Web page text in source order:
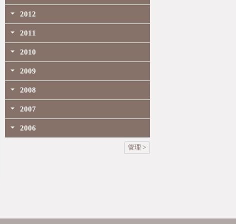
2012
2011
2010
2009
2008
2007
2006
管理